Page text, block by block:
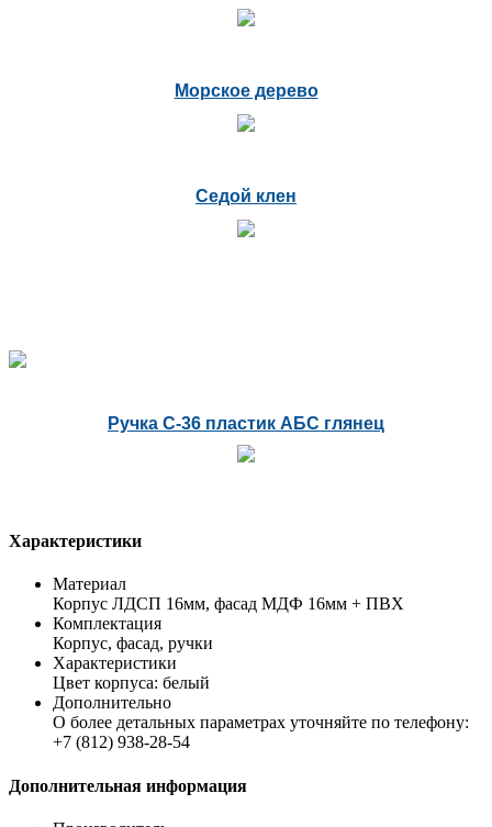
Морское дерево
Седой клен
Ручка С-36 пластик АБС глянец
Характеристики
Материал
Корпус ЛДСП 16мм, фасад МДФ 16мм + ПВХ
Комплектация
Корпус, фасад, ручки
Характеристики
Цвет корпуса: белый
Дополнительно
О более детальных параметрах уточняйте по телефону:
+7 (812) 938-28-54
Дополнительная информация